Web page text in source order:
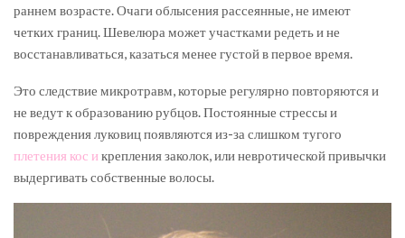
раннем возрасте. Очаги облысения рассеянные, не имеют
четких границ. Шевелюра может участками редеть и не
восстанавливаться, казаться менее густой в первое время.
Это следствие микротравм, которые регулярно повторяются и
не ведут к образованию рубцов. Постоянные стрессы и
повреждения луковиц появляются из-за слишком тугого
плетения кос и крепления заколок, или невротической привычки
выдергивать собственные волосы.